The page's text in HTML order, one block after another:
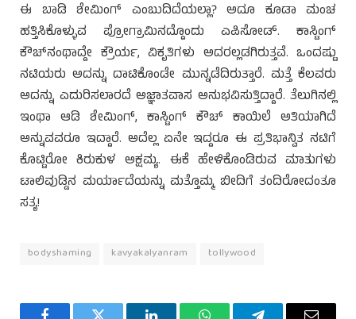
ಈ ಬಾಡಿ ಶೇಮಿಂಗ್ ಎಂಬುದಿದೆಯಲ್ಲಾ? ಅದೂ ಕೂಡಾ ಮಂಚ
ಹತ್ತಿಸಿಕೊಳ್ಳುವ ಪ್ರೋಗ್ರಾಮಿನದ್ದೊಂದು ಎಪಿಸೋಡ್. ಕಾಸ್ಟಿಂಗ್
ಕೌಚ್‍ನಂಥಾದ್ದೇ ಕ್ರೌರ್ಯ, ವಿಕೃತಿಗಳು ಅದರಲ್ಲಡಗಿರುತ್ತವೆ. ಒಂದಷ್ಟು
ನಟಿಯರು ಅದನ್ನು ದಾಟಿಕೊಂಡೇ ಮುನ್ನಡೆದಿರುತ್ತಾರೆ. ಮತ್ತೆ ಕೆಲವರು
ಅದನ್ನು ಎದುರಿಸಲಾರದೆ ಅಜ್ಞಾತವಾಸ ಅನುಭವಿಸುತ್ತಿದ್ದಾರೆ. ತೆಲುಗಿನಲ್ಲಿ
ಇಂಥಾ ಆಡಿ ಶೇಮಿಂಗ್, ಕಾಸ್ಟಿಂಗ್ ಕೌಚ್ ಕಾಯಿಲೆ ಅತಿಯಾಗಿದೆ
ಅನ್ನುವವರೂ ಇದ್ದಾರೆ. ಅದೆಲ್ಲ ಏನೇ ಇದ್ದರೂ ಈ ಪ್ರತಿಭಾನ್ವಿತ ನಟಿಗೆ
ಕೊಟ್ಟಿರೋ ಕಿರುಕುಳ ಅಕ್ಷಮ್ಯ. ಈಕೆ ಹೇಳಿಕೊಂಡಿರುವ ಮಾತುಗಳು
ಟಾಲಿವುಡ್ಡಿನ ಮರ್ಯಾದೆಯನ್ನು ಮತ್ತೊಮ್ಮ ಬೀದಿಗೆ ತಂದಿರೋದಂತೂ
ಸತ್ಯ!
bodyshaming kavyakalyanram tollywood